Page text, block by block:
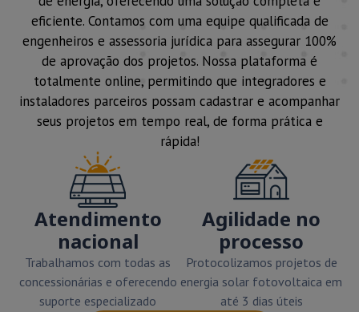
eficiente. Contamos com uma equipe qualificada de
engenheiros e assessoria jurídica para assegurar 100%
de aprovação dos projetos. Nossa plataforma é
totalmente online, permitindo que integradores e
instaladores parceiros possam cadastrar e acompanhar
seus projetos em tempo real, de forma prática e
rápida!
Atendimento
nacional
Trabalhamos com todas as
concessionárias e oferecendo
suporte especializado
Agilidade no
processo
Protocolizamos projetos de
energia solar fotovoltaica em
até 3 dias úteis